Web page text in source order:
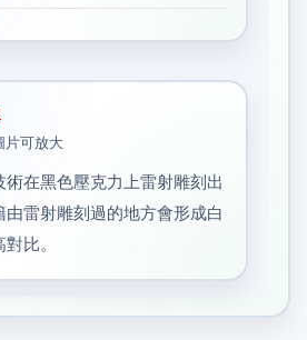
片可放大
在黑色壓克力上雷射雕刻出
由雷射雕刻過的地方會形成白
比。